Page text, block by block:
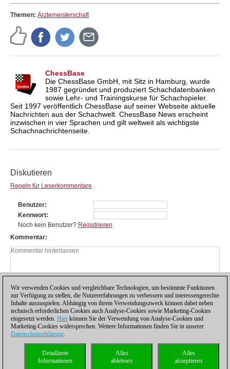
Themen: Ärztemeisterschaft
ChessBase
Die ChessBase GmbH, mit Sitz in Hamburg, wurde
1987 gegründet und produziert Schachdatenbanken
sowie Lehr- und Trainingskurse für Schachspieler.
Seit 1997 veröffentlich ChessBase auf seiner Webseite aktuelle
Nachrichten aus der Schachwelt. ChessBase News erscheint
inzwischen in vier Sprachen und gilt weltweit als wichtigste
Schachnachrichtenseite.
Diskutieren
Regeln für Leserkommentare
Benutzer
Kennwort
Noch kein Benutzer? Registrieren
Kommentar
Datenschutzhinweis| Kontakt| |Lizenzen
Compliance Hotline|
Wir verwenden Cookies und vergleichbare Technologien, um bestimmte Funktionen
zur Verfügung zu stellen, die Nutzererfahrungen zu verbessern und interessengerechte
Inhalte auszuspielen. Abhängig von ihrem Verwendungszweck können dabei neben
technisch erforderlichen Cookies auch Analyse-Cookies sowie Marketing-Cookies
eingesetzt werden. Hier können Sie der Verwendung von Analyse-Cookies und
Marketing-Cookies widersprechen. Weitere Informationen finden Sie in unserer
Datenschutzerklärung.
Alles
akzeptieren
Alles
ablehnen
Detaillierte
Informationen